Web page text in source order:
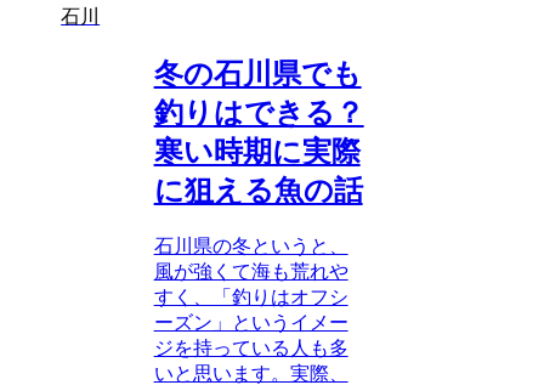
石川
冬の石川県でも
釣りはできる？
寒い時期に実際
に狙える魚の話
石川県の冬というと、
風が強くて海も荒れや
すく、「釣りはオフシ
ーズン」というイメー
ジを持っている人も多
いと思います。実際、